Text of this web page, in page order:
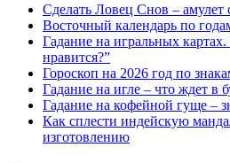
Сделать Ловец Снов – амулет
Восточный календарь по
Гадание на игральных
нравится?”
Гороскоп на 2026 год по
Гадание на игле – что ждет в
Гадание на кофейной гуще –
Как сплести индейскую
изготовлению